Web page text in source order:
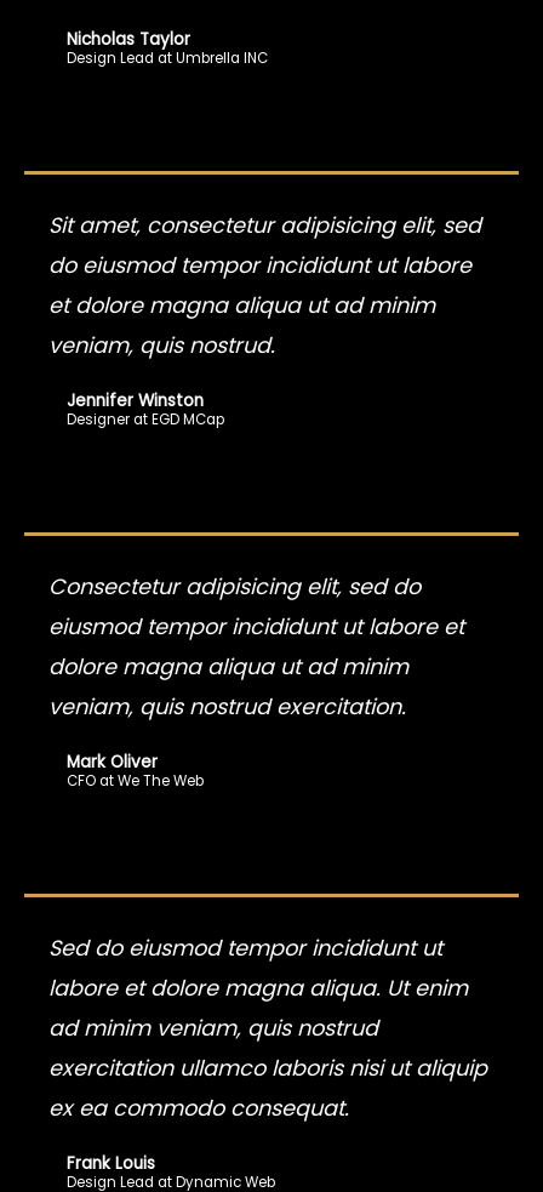
Nicholas Taylor
Design Lead at Umbrella INC
Sit amet, consectetur adipisicing elit, sed
do eiusmod tempor incididunt ut labore
et dolore magna aliqua ut ad minim
veniam, quis nostrud.
Jennifer Winston
Designer at EGD MCap
Consectetur adipisicing elit, sed do
eiusmod tempor incididunt ut labore et
dolore magna aliqua ut ad minim
veniam, quis nostrud exercitation.
Mark Oliver
CFO at We The Web
Sed do eiusmod tempor incididunt ut
labore et dolore magna aliqua. Ut enim
ad minim veniam, quis nostrud
exercitation ullamco laboris nisi ut aliquip
ex ea commodo consequat.
Frank Louis
Design Lead at Dynamic Web